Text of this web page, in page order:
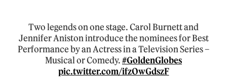
Two legends on one stage. Carol Burnett and
Jennifer Aniston introduce the nominees for Best
Performance by an Actress in a Television Series –
Musical or Comedy.#GoldenGlobes
pic.twitter.com/ifzOwGdszF